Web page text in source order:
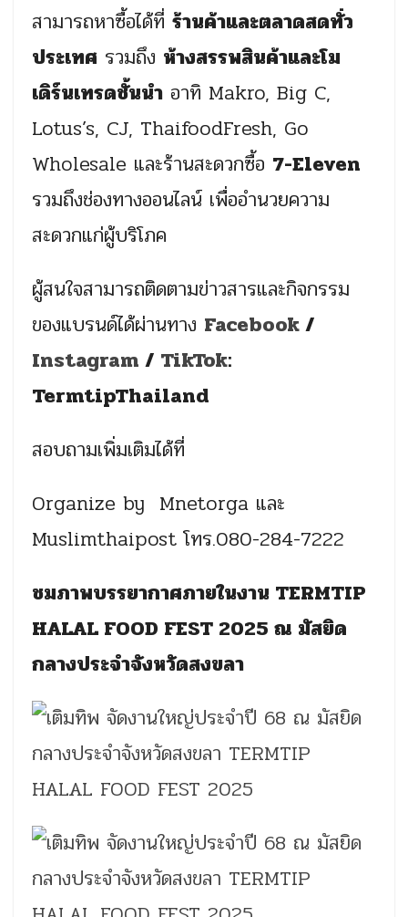
สามารถหาซื้อได้ที่ ร้านค้าและตลาดสดทั่ว
ประเทศ รวมถึง ห้างสรรพสินค้าและโม
เดิร์นเทรดชั้นนำ อาทิ Makro, Big C,
Lotus’s, CJ, ThaifoodFresh, Go
Wholesale และร้านสะดวกซื้อ 7-Eleven
รวมถึงช่องทางออนไลน์ เพื่ออำนวยความ
สะดวกแก่ผู้บริโภค
ผู้สนใจสามารถติดตามข่าวสารและกิจกรรม
ของแบรนด์ได้ผ่านทาง Facebook/
Instagram / TikTok:
TermtipThailand
สอบถามเพิ่มเติมได้ที่
Organize by Mnetorga และ
Muslimthaipost โทร.080-284-7222
ชมภาพบรรยากาศภายในงาน TERMTIP
HALAL FOOD FEST 2025 ณ มัสยิด
กลางประจำจังหวัดสงขลา